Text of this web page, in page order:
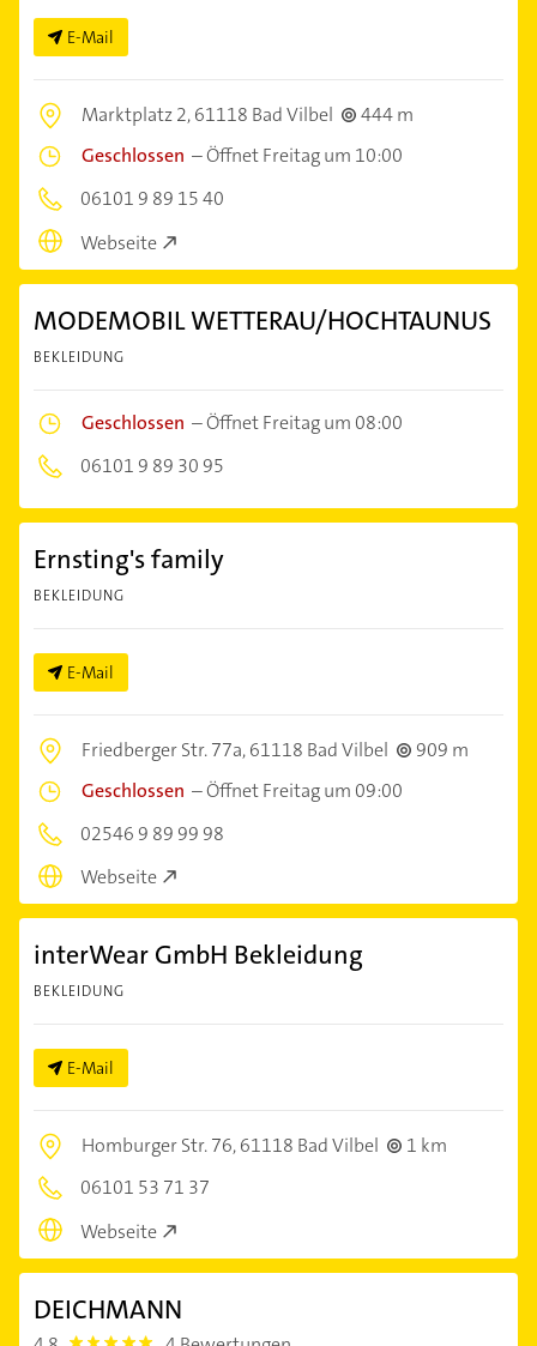
E-Mail
Marktplatz 2,61118 Bad Vilbel
444 m
Geschlossen –Öffnet Freitag um 10:00
06101 9 89 15 40
Webseite
MODEMOBIL WETTERAU/HOCHTAUNUS
BEKLEIDUNG
Geschlossen –Öffnet Freitag um 08:00
06101 9 89 30 95
Ernsting's family
BEKLEIDUNG
E-Mail
Friedberger Str. 77a,61118 Bad Vilbel
909 m
Geschlossen –Öffnet Freitag um 09:00
02546 9 89 99 98
Webseite
interWear GmbH Bekleidung
BEKLEIDUNG
E-Mail
Homburger Str. 76,61118 Bad Vilbel
1 km
06101 53 71 37
Webseite
DEICHMANN